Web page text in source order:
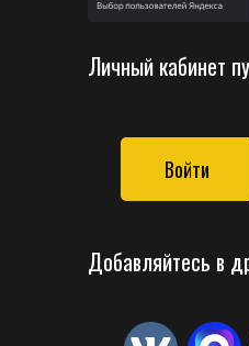
Личный кабинет
Войти
Добавляйтесь в